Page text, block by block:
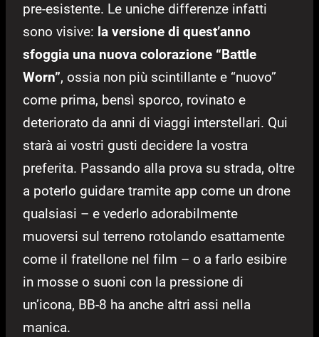
pre-esistente. Le uniche differenze infatti
sono visive: la versione di quest’anno
sfoggia una nuova colorazione “Battle
Worn”, ossia non più scintillante e “nuovo”
come prima, bensì sporco, rovinato e
deteriorato da anni di viaggi interstellari. Qui
starà ai vostri gusti decidere la vostra
preferita. Passando alla prova su strada, oltre
a poterlo guidare tramite app come un drone
qualsiasi – e vederlo adorabilmente
muoversi sul terreno rotolando esattamente
come il fratellone nel film – o a farlo esibire
in mosse o suoni con la pressione di
un’icona, BB-8 ha anche altri assi nella
manica.